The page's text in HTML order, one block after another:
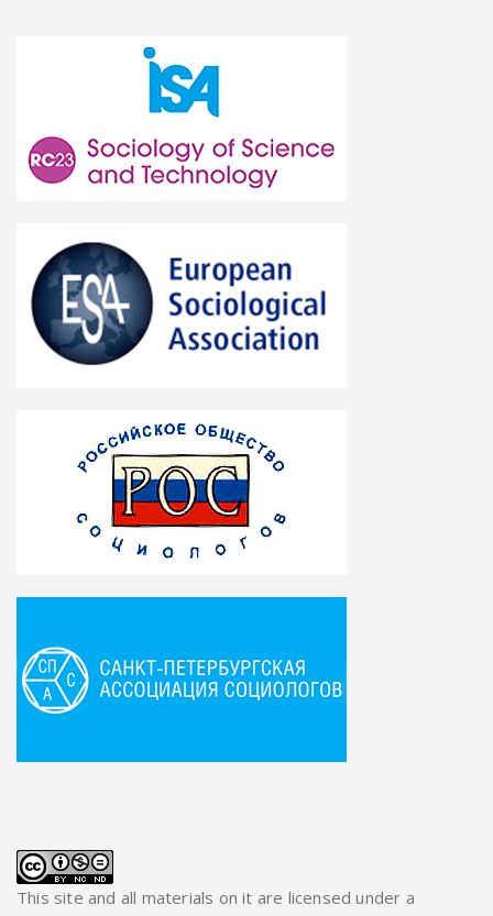
This site and all materials on it are licensed under a